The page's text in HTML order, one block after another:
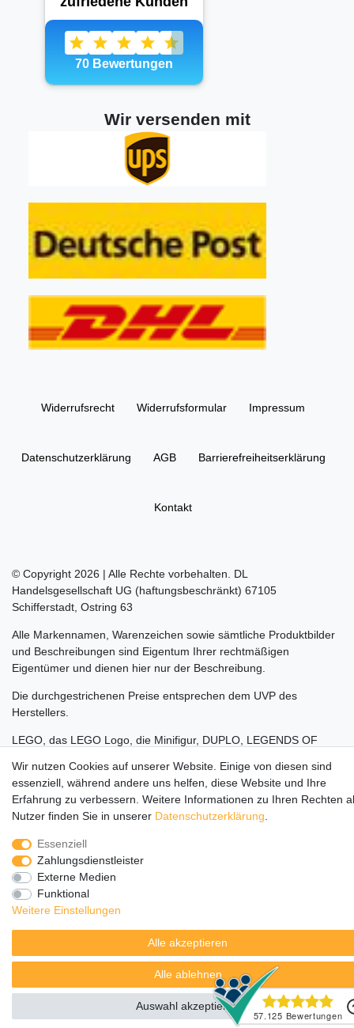
Wir versenden mit
Widerrufs­recht Widerrufs­formular Impressum
Daten­schutz­erklärung AGB Barrierefreiheitserklärung
Kontakt
© Copyright 2026 | Alle Rechte vorbehalten. DL
Handelsgesellschaft UG (haftungsbeschränkt) 67105
Schifferstadt, Ostring 63
Alle Markennamen, Warenzeichen sowie sämtliche Produktbilder
und Beschreibungen sind Eigentum Ihrer rechtmäßigen
Eigentümer und dienen hier nur der Beschreibung.
Die durchgestrichenen Preise entsprechen dem UVP des
Herstellers.
LEGO, das LEGO Logo, die Minifigur, DUPLO, LEGENDS OF
urheberrechtlich geschützte Markenzeichen der LEGO Gruppe.
©2022 The LEGO Group
Wir nutzen Cookies auf unserer Website. Einige von diesen sind
essenziell, während andere uns helfen, diese Website und Ihre
Erfahrung zu verbessern. Weitere Informationen zu Ihren Rechten
Nutzer finden Sie in unserer Daten­schutz­erklärung
Essenziell
Zahlungsdienstleister
Externe Medien
Funktional
Weitere Einstellungen
Alle akzeptieren
Alle ablehnen
Auswahl akzeptieren